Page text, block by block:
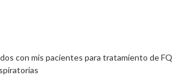
con mis pacientes para tratamiento de FQ